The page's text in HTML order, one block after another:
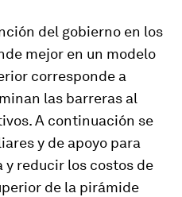
del gobierno en los
mejor en un modelo
corresponde a
las barreras al
A continuación se
y de apoyo para
reducir los costos de
de la pirámide